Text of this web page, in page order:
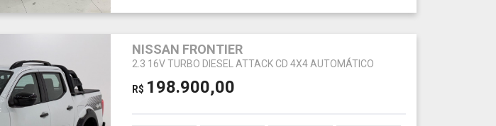
NISSAN FRONTIER
2.3 16V TURBO DIESEL ATTACK CD 4X4 AUTOMÁTICO
R$ 198.900,00